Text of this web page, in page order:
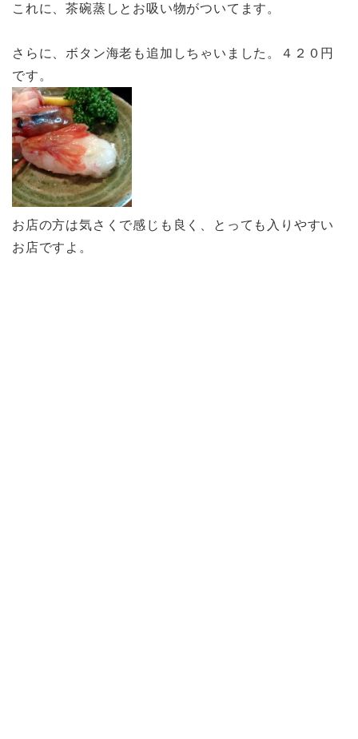
これに、茶碗蒸しとお吸い物がついてます。
さらに、ボタン海老も追加しちゃいました。４２０円
です。
お店の方は気さくで感じも良く、とっても入りやすい
お店ですよ。